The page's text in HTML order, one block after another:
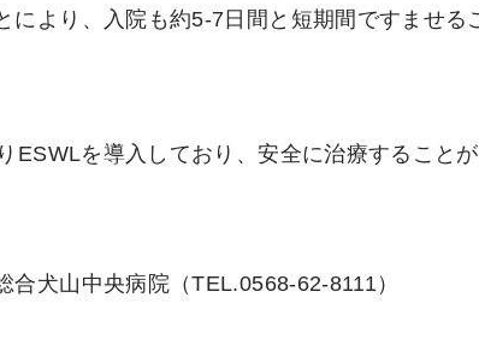
により、入院も約5-7日間と短期間ですませる
ESWLを導入しており、安全に治療すること
犬山中央病院（TEL.0568-62-8111）